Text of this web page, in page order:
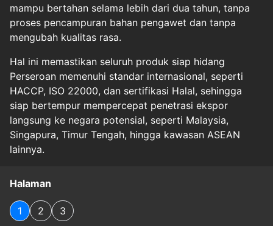
mampu bertahan selama lebih dari dua tahun, tanpa
proses pencampuran bahan pengawet dan tanpa
mengubah kualitas rasa.
Hal ini memastikan seluruh produk siap hidang
Perseroan memenuhi standar internasional, seperti
HACCP, ISO 22000, dan sertifikasi Halal, sehingga
siap bertempur mempercepat penetrasi ekspor
langsung ke negara potensial, seperti Malaysia,
Singapura, Timur Tengah, hingga kawasan ASEAN
lainnya.
Halaman
1 2 3